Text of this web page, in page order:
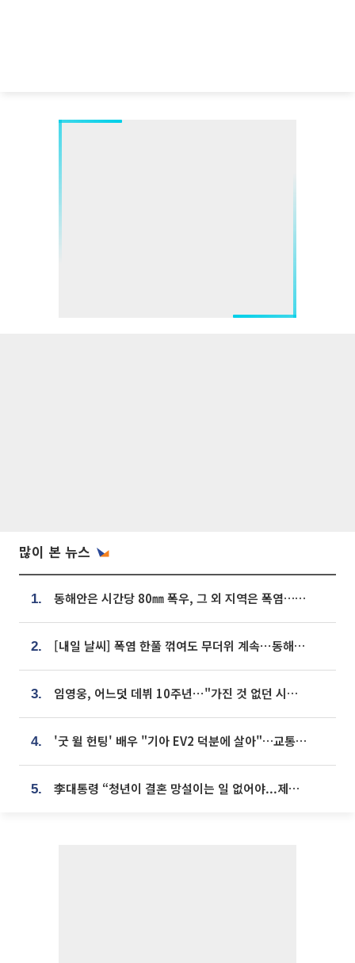
많이 본 뉴스
1. 동해안은 시간당 80㎜ 폭우, 그 외 지역은 폭염…‘극과 극 날씨’
2. [내일 날씨] 폭염 한풀 꺾여도 무더위 계속⋯동해안 이틀 연속 비
3. 임영웅, 어느덧 데뷔 10주년⋯"가진 것 없던 시절, 내 앞엔 20명의 팬뿐"
4. '굿 윌 헌팅' 배우 "기아 EV2 덕분에 살아"…교통사고 후 안전성 극찬
5. 李대통령 “청년이 결혼 망설이는 일 없어야...제도상 불이익 조사”